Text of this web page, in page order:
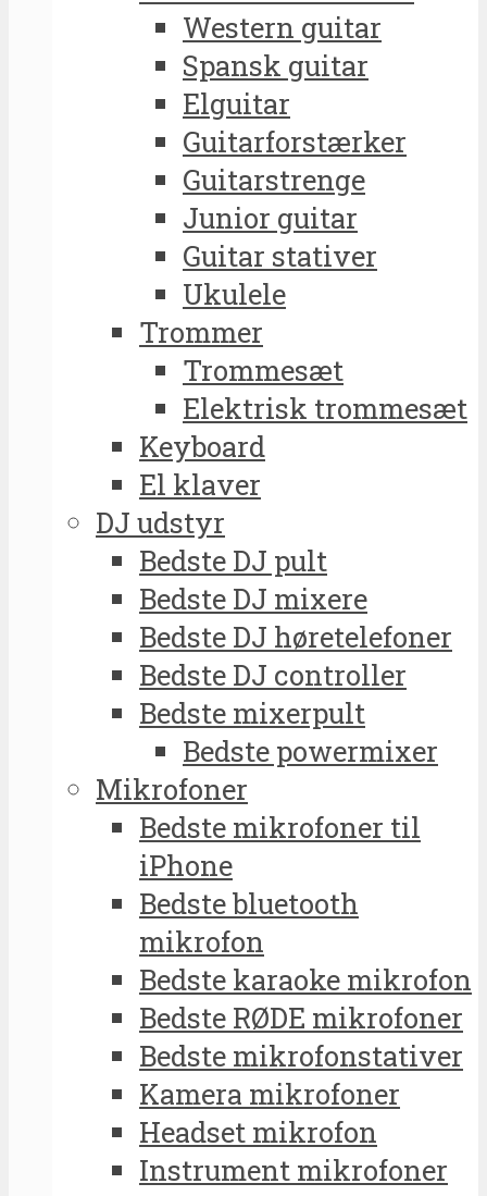
Western guitar
Spansk guitar
Elguitar
Guitarforstærker
Guitarstrenge
Junior guitar
Guitar stativer
Ukulele
Trommer
Trommesæt
Elektrisk trommesæt
Keyboard
El klaver
DJ udstyr
Bedste DJ pult
Bedste DJ mixere
Bedste DJ høretelefoner
Bedste DJ controller
Bedste mixerpult
Bedste powermixer
Mikrofoner
Bedste mikrofoner til
iPhone
Bedste bluetooth
mikrofon
Bedste karaoke mikrofon
Bedste RØDE mikrofoner
Bedste mikrofonstativer
Kamera mikrofoner
Headset mikrofon
Instrument mikrofoner